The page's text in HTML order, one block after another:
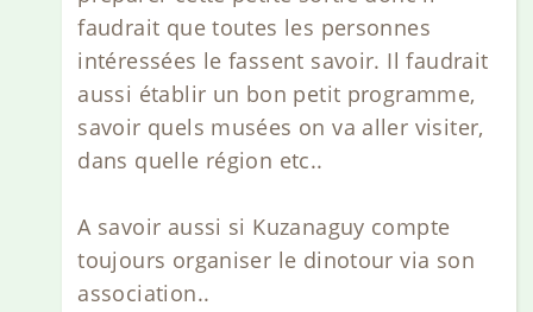
faudrait que toutes les personnes
intéressées le fassent savoir. Il faudrait
aussi établir un bon petit programme,
savoir quels musées on va aller visiter,
dans quelle région etc..
A savoir aussi si Kuzanaguy compte
toujours organiser le dinotour via son
association..